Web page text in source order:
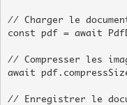
// Charger le
const pdf = await
// Compresser les
await
// Enregistrer le